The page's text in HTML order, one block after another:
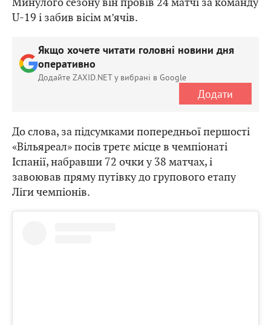
U-19 і забив вісім м’ячів.
Якщо хочете читати головні новини дня
оперативно
Додайте ZAXID.NET у вибрані в Google
Додати
До слова, за підсумками попередньої першості
«Вільяреал» посів третє місце в чемпіонаті
Іспанії, набравши 72 очки у 38 матчах, і
завоював пряму путівку до групового етапу
Ліги чемпіонів.